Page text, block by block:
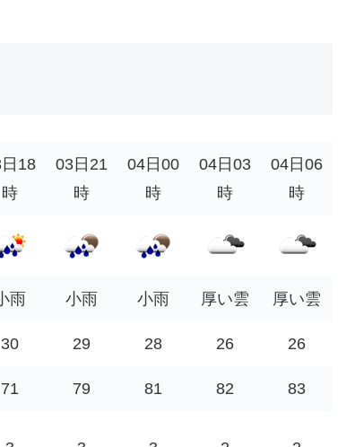
18
時
03日21
時
04日00
時
04日03
時
04日06
時
雨 小雨 小雨 厚い雲 厚い雲
30 29 28 26 26
71 79 81 82 83